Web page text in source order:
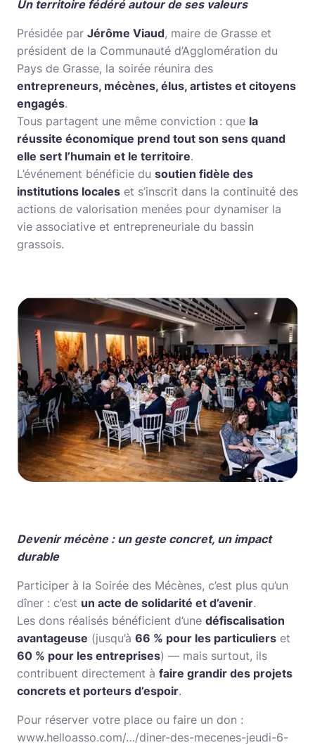
Un territoire fédéré autour de ses valeurs
Présidée par Jérôme Viaud, maire de Grasse et
président de la Communauté d’Agglomération du
Pays de Grasse, la soirée réunira des
entrepreneurs, mécènes, élus, artistes et citoyens
engagés.
Tous partagent une même conviction : que la
réussite économique prend tout son sens quand
elle sert l’humain et le territoire.
L’événement bénéficie du soutien fidèle des
institutions locales et s’inscrit dans la continuité des
actions de valorisation menées pour dynamiser la
vie associative et entrepreneuriale du bassin
grassois.
Devenir mécène : un geste concret, un impact
durable
Participer à la Soirée des Mécènes, c’est plus qu’un
dîner : c’est un acte de solidarité et d’avenir.
Les dons réalisés bénéficient d’une défiscalisation
avantageuse (jusqu’à 66 % pour les particuliers et
60 % pour les entreprises) — mais surtout, ils
contribuent directement à faire grandir des projets
concrets et porteurs d’espoir.
Pour réserver votre place ou faire un don :
www.helloasso.com/…/diner-des-mecenes-jeudi-6-